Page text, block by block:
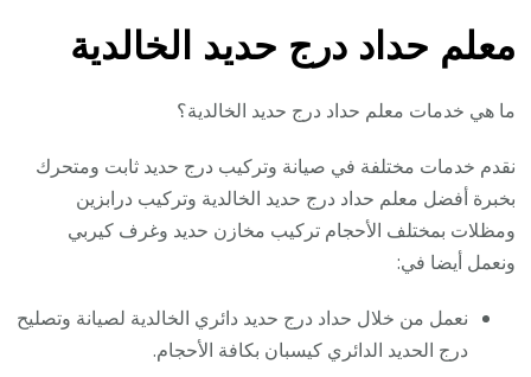
معلم حداد درج حديد الخالدية
ما هي خدمات معلم حداد درج حديد الخالدية؟
نقدم خدمات مختلفة في صيانة وتركيب درج حديد ثابت ومتحرك
بخبرة أفضل معلم حداد درج حديد الخالدية وتركيب درابزين
ومظلات بمختلف الأحجام تركيب مخازن حديد وغرف كيربي
ونعمل أيضا في:
نعمل من خلال حداد درج حديد دائري الخالدية لصيانة وتصليح
درج الحديد الدائري كيسبان بكافة الأحجام.